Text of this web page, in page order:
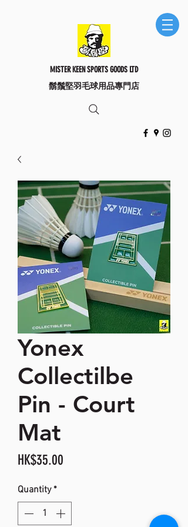
MISTER KEEN SPORTS GOODS LTD
​鬍鬚堅羽毛球用品專門店
Yonex
Collectilbe
Pin - Court
Mat
HK$35.00
Quantity *